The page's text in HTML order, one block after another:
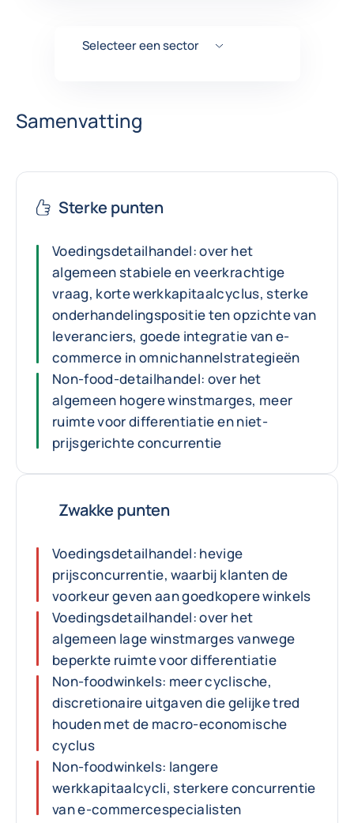
Selecteer een sector
Samenvatting
Sterke punten
Voedingsdetailhandel: over het
algemeen stabiele en veerkrachtige
vraag, korte werkkapitaalcyclus, sterke
onderhandelingspositie ten opzichte van
leveranciers, goede integratie van e-
commerce in omnichannelstrategieën
Non-food-detailhandel: over het
algemeen hogere winstmarges, meer
ruimte voor differentiatie en niet-
prijsgerichte concurrentie
Zwakke punten
Voedingsdetailhandel: hevige
prijsconcurrentie, waarbij klanten de
voorkeur geven aan goedkopere winkels
Voedingsdetailhandel: over het
algemeen lage winstmarges vanwege
beperkte ruimte voor differentiatie
Non-foodwinkels: meer cyclische,
discretionaire uitgaven die gelijke tred
houden met de macro-economische
cyclus
Non-foodwinkels: langere
werkkapitaalcycli, sterkere concurrentie
van e-commercespecialisten